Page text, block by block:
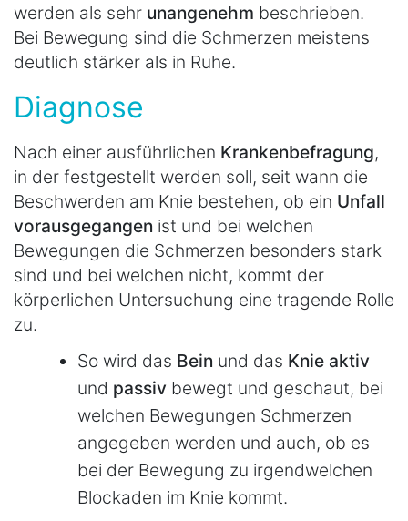
werden als sehr unangenehm beschrieben.
Bei Bewegung sind die Schmerzen meistens
deutlich stärker als in Ruhe.
Diagnose
Nach einer ausführlichen Krankenbefragung,
in der festgestellt werden soll, seit wann die
Beschwerden am Knie bestehen, ob ein Unfall
vorausgegangen ist und bei welchen
Bewegungen die Schmerzen besonders stark
sind und bei welchen nicht, kommt der
körperlichen Untersuchung eine tragende Rolle
zu.
So wird das Bein und das Knie aktiv
und passiv bewegt und geschaut, bei
welchen Bewegungen Schmerzen
angegeben werden und auch, ob es
bei der Bewegung zu irgendwelchen
Blockaden im Knie kommt.